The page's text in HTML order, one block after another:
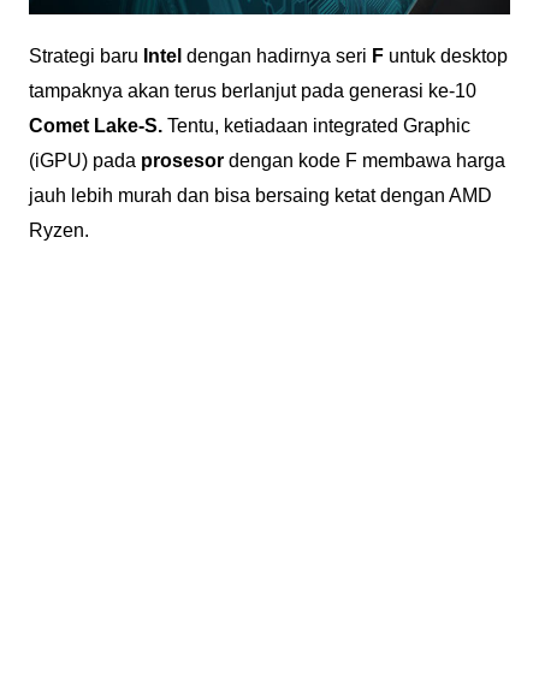
Strategi baru Intel dengan hadirnya seri Funtuk desktop
tampaknya akan terus berlanjut pada generasi ke-10
Comet Lake-S.Tentu, ketiadaan integrated Graphic
(iGPU) pada prosesordengan kode F membawa harga
jauh lebih murah dan bisa bersaing ketat dengan AMD
Ryzen.